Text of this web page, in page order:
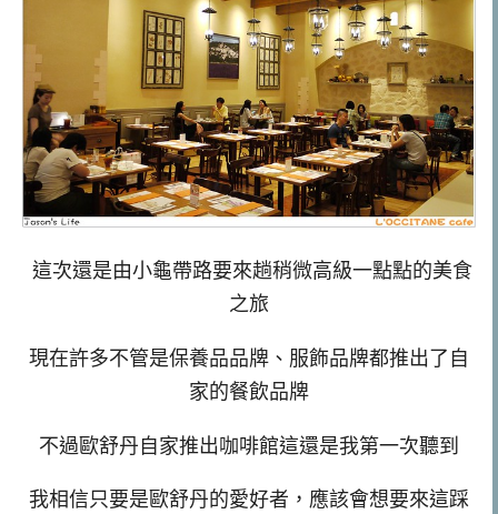
這次還是由小龜帶路要來趟稍微高級一點點的美食
之旅
現在許多不管是保養品品牌、服飾品牌都推出了自
家的餐飲品牌
不過歐舒丹自家推出咖啡館這還是我第一次聽到
我相信只要是歐舒丹的愛好者，應該會想要來這踩